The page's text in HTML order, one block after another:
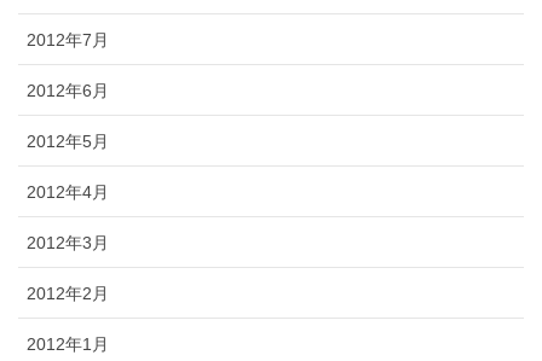
2012年7月
2012年6月
2012年5月
2012年4月
2012年3月
2012年2月
2012年1月